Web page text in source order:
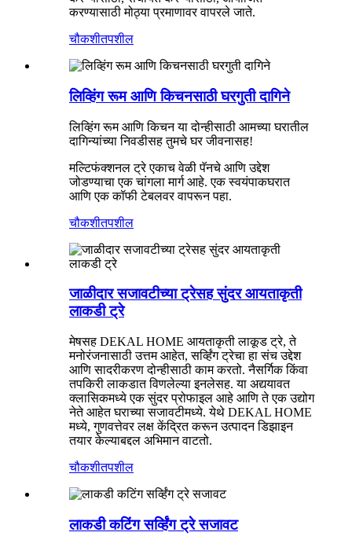
करण्यासाठी मोठ्या प्रमाणावर वापरले जाते.
चौकशीतपशील
लिव्हिंग रूम आणि किचनसाठी घरगुती दागिने
लिव्हिंग रूम आणि किचन या दोन्हीसाठी आमच्या घरातील
दागिन्यांच्या निवडीसह तुमचे घर जीवनासह!
मल्टिफंक्शनल ट्रे एकाच वेळी पॅनचे आणि उद्देश
जोडण्याचा एक चांगला मार्ग आहे. एक स्वयंपाकघरात
आणि एक कॉफी टेबलवर वापरून पहा.
चौकशीतपशील
जाळीदार सजावटीच्या ट्रेसह सुंदर आयताकृती
लाकडी ट्रे
मेषसह DEKAL HOME आयताकृती लाकूड ट्रे, ते
मनोरंजनासाठी उत्तम आहेत, सर्व्हिंग ट्रेचा हा संच उद्देश
आणि सादरीकरण दोन्हीसाठी काम करतो. नैसर्गिक किंवा
तपकिरी लाकडात विणलेल्या इनलेसह. या अद्ययावत
क्लासिकमध्ये एक सुंदर प्रोफाइल आहे आणि ते एक उद्योग
नेते आहेत घराच्या सजावटीमध्ये. येथे DEKAL HOME
मध्ये, गुणवत्तेवर लक्ष केंद्रित करून उत्पादन डिझाइन
तयार केल्याबद्दल अभिमान वाटतो.
चौकशीतपशील
लाकडी कटिंग सर्व्हिंग ट्रे सजावट